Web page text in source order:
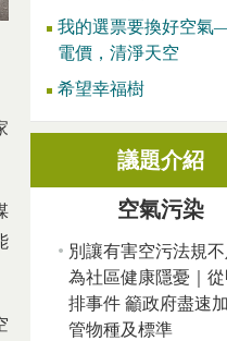
我的選票要換好空氣
電價，清淨天空
希望幸福樹
議題介紹
空氣污染
別讓有害空污法規
為社區健康隱憂｜
排事件 籲政府盡速
管物種及標準